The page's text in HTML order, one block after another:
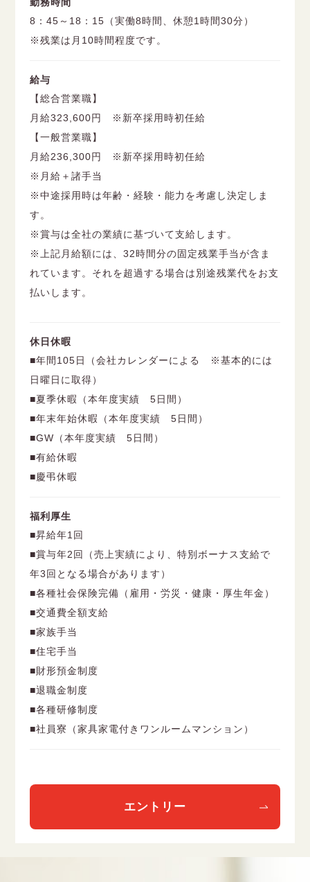
8：45～18：15（実働8時間、休憩1時間30分）
※残業は月10時間程度です。
給与
【総合営業職】
月給323,600円 ※新卒採用時初任給
【一般営業職】
月給236,300円 ※新卒採用時初任給
※月給＋諸手当
※中途採用時は年齢・経験・能力を考慮し決定しま
す。
※賞与は全社の業績に基づいて支給します。
※上記月給額には、32時間分の固定残業手当が含ま
れています。それを超過する場合は別途残業代をお支
払いします。
休日休暇
■年間105日（会社カレンダーによる ※基本的には
日曜日に取得）
■夏季休暇（本年度実績 5日間）
■年末年始休暇（本年度実績 5日間）
■GW（本年度実績 5日間）
■有給休暇
■慶弔休暇
福利厚生
■昇給年1回
■賞与年2回（売上実績により、特別ボーナス支給で
年3回となる場合があります）
■各種社会保険完備（雇用・労災・健康・厚生年金）
■交通費全額支給
■家族手当
■住宅手当
■財形預金制度
■退職金制度
■各種研修制度
■社員寮（家具家電付きワンルームマンション）
エントリー